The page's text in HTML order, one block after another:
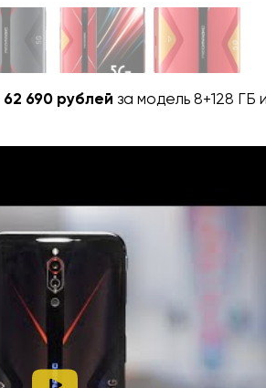
62 690 рублей за модель 8+128 ГБ и